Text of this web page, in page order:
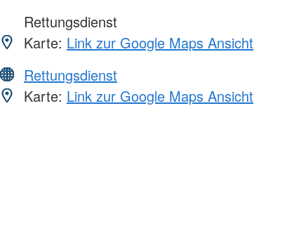
Rettungsdienst
Karte: Link zur Google Maps Ansicht
Rettungsdienst
Karte: Link zur Google Maps Ansicht